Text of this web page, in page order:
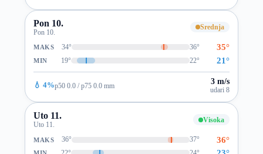
Pon 10.
Pon 10.
Srednja
MAKS 34° 36° 35°
MIN 19° 22° 21°
💧 4%p50 0.0 / p75 0.0 mm 3 m/s
udari 8
Uto 11.
Uto 11.
Visoka
MAKS 36° 37° 36°